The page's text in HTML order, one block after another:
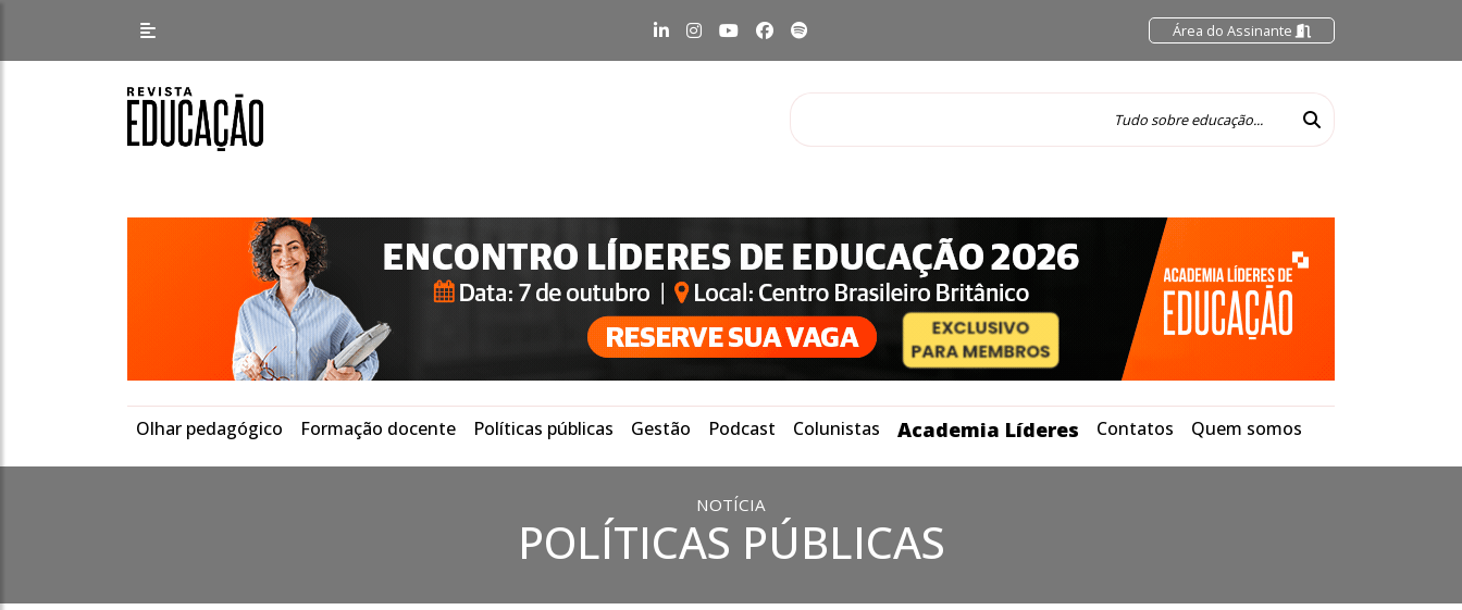
Área do Assinante
Olhar pedagógico Formação docente Políticas públicas Gestão Podcast Colunistas Academia Líderes Contatos Quem somos
NOTÍCIA
POLÍTICAS PÚBLICAS